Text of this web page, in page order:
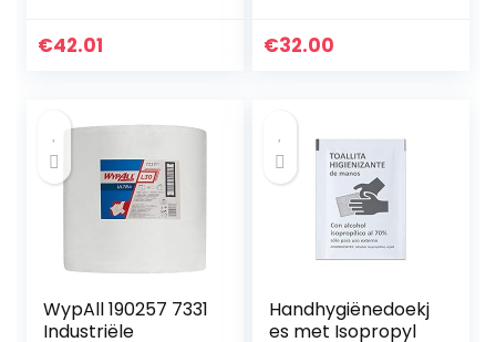
€42.01
150 doeken –
€32.00
WypAll 190257 7331
Industriële
Handhygiënedoekj
es met Isopropyl